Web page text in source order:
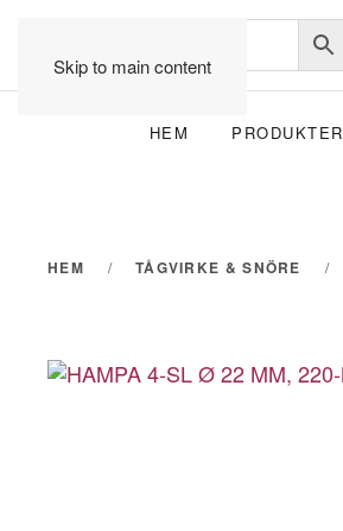
Skip to main content
HEM PRODUKTER
HEM TÅGVIRKE & SNÖRE